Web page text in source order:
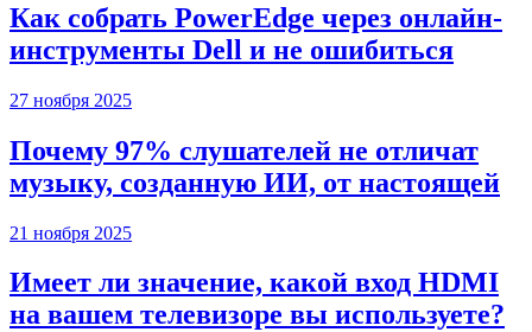
Как собрать PowerEdge через онлайн-
инструменты Dell и не ошибиться
27 ноября 2025
Почему 97% слушателей не отличат
музыку, созданную ИИ, от настоящей
21 ноября 2025
Имеет ли значение, какой вход HDMI
на вашем телевизоре вы используете?